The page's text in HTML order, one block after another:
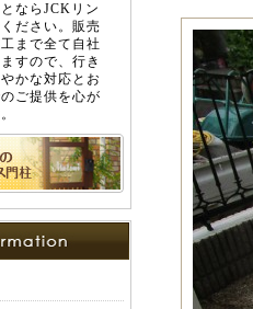
ならJCKリン
ださい。販売
まで全て自社
すので、行き
かな対応とお
ご提供を心が